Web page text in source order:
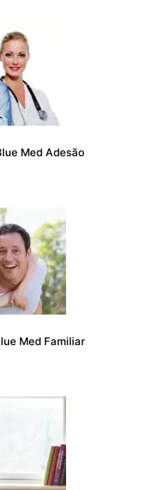
Med Adesão
Med Familiar